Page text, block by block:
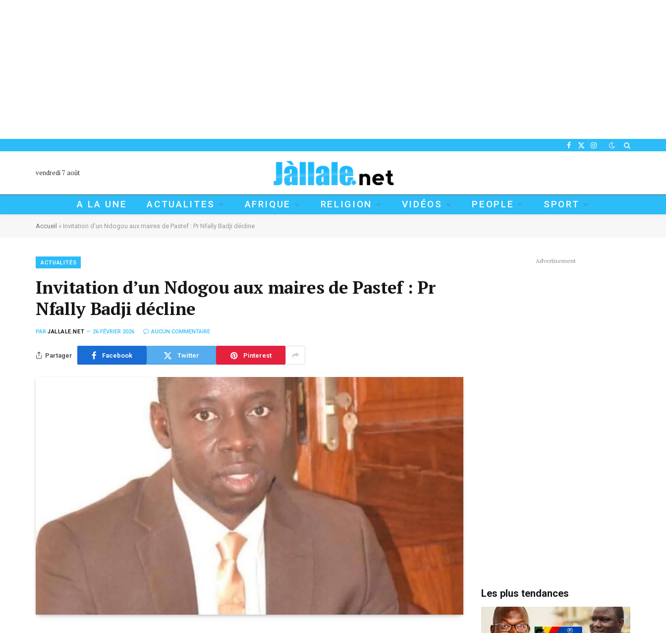
Facebook
X
Instagram
vendredi 7 août
A LA UNE ACTUALITES AFRIQUE RELIGION VIDÉOS PEOPLE SPORT
Accueil » Invitation d’un Ndogou aux maires de Pastef : Pr Nfally Badji décline
ACTUALITÉS
Invitation d’un Ndogou aux maires de Pastef : Pr
Nfally Badji décline
PAR JALLALE.NET 26 FÉVRIER 2026 AUCUN COMMENTAIRE
Partager Facebook Twitter Pinterest
Advertisement
Les plus tendances